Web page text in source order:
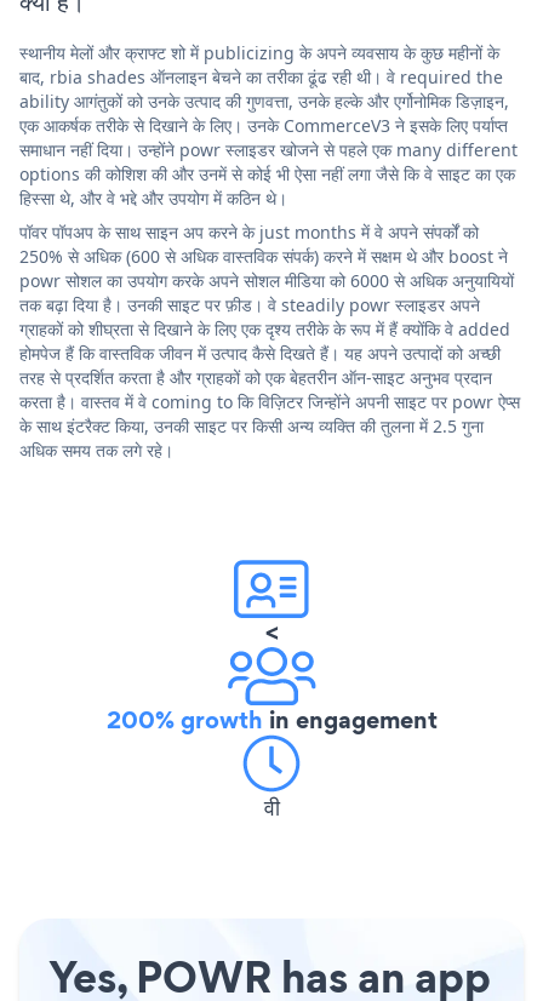
स्थानीय मेलों और क्राफ्ट शो में publicizing के अपने व्यवसाय के कुछ महीनों के
बाद, rbia shades ऑनलाइन बेचने का तरीका ढूंढ रही थी। वे required the
ability आगंतुकों को उनके उत्पाद की गुणवत्ता, उनके हल्के और एर्गोनोमिक डिज़ाइन,
एक आकर्षक तरीके से दिखाने के लिए। उनके CommerceV3 ने इसके लिए पर्याप्त
समाधान नहीं दिया। उन्होंने powr स्लाइडर खोजने से पहले एक many different
options की कोशिश की और उनमें से कोई भी ऐसा नहीं लगा जैसे कि वे साइट का एक
हिस्सा थे, और वे भद्दे और उपयोग में कठिन थे।
पॉवर पॉपअप के साथ साइन अप करने के just months में वे अपने संपर्कों को
250% से अधिक (600 से अधिक वास्तविक संपर्क) करने में सक्षम थे और boost ने
powr सोशल का उपयोग करके अपने सोशल मीडिया को 6000 से अधिक अनुयायियों
तक बढ़ा दिया है। उनकी साइट पर फ़ीड। वे steadily powr स्लाइडर अपने
ग्राहकों को शीघ्रता से दिखाने के लिए एक दृश्य तरीके के रूप में हैं क्योंकि वे added
होमपेज हैं कि वास्तविक जीवन में उत्पाद कैसे दिखते हैं। यह अपने उत्पादों को अच्छी
तरह से प्रदर्शित करता है और ग्राहकों को एक बेहतरीन ऑन-साइट अनुभव प्रदान
करता है। वास्तव में वे coming to कि विज़िटर जिन्होंने अपनी साइट पर powr ऐप्स
के साथ इंटरैक्ट किया, उनकी साइट पर किसी अन्य व्यक्ति की तुलना में 2.5 गुना
अधिक समय तक लगे रहे।
<
200% growth in engagement
वी
Yes, POWR has an app